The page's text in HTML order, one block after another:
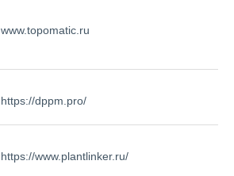
www.topomatic.ru
https://dppm.pro/
https://www.plantlinker.ru/